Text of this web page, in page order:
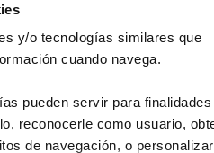
y/o tecnologías similares que
cuando navega.
pueden servir para
reconocerle como usuario,
de navegación, o
para el impulso de la
de biodiversidad 2022
las Buenas Prácticas